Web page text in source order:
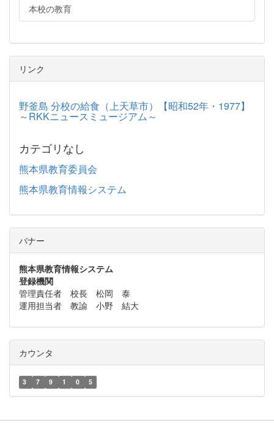
本校の教育
リンク
野釜島 分校の給食（上天草市）【昭和52年・1977】
～RKKニュースミュージアム～
カテゴリなし
熊本県教育委員会
熊本県教育情報システム
バナー
熊本県教育情報システム
登録機関
管理責任者 校長 松岡 泰
運用担当者 教諭 小野 結大
カウンタ
3 7 9 1 0 5